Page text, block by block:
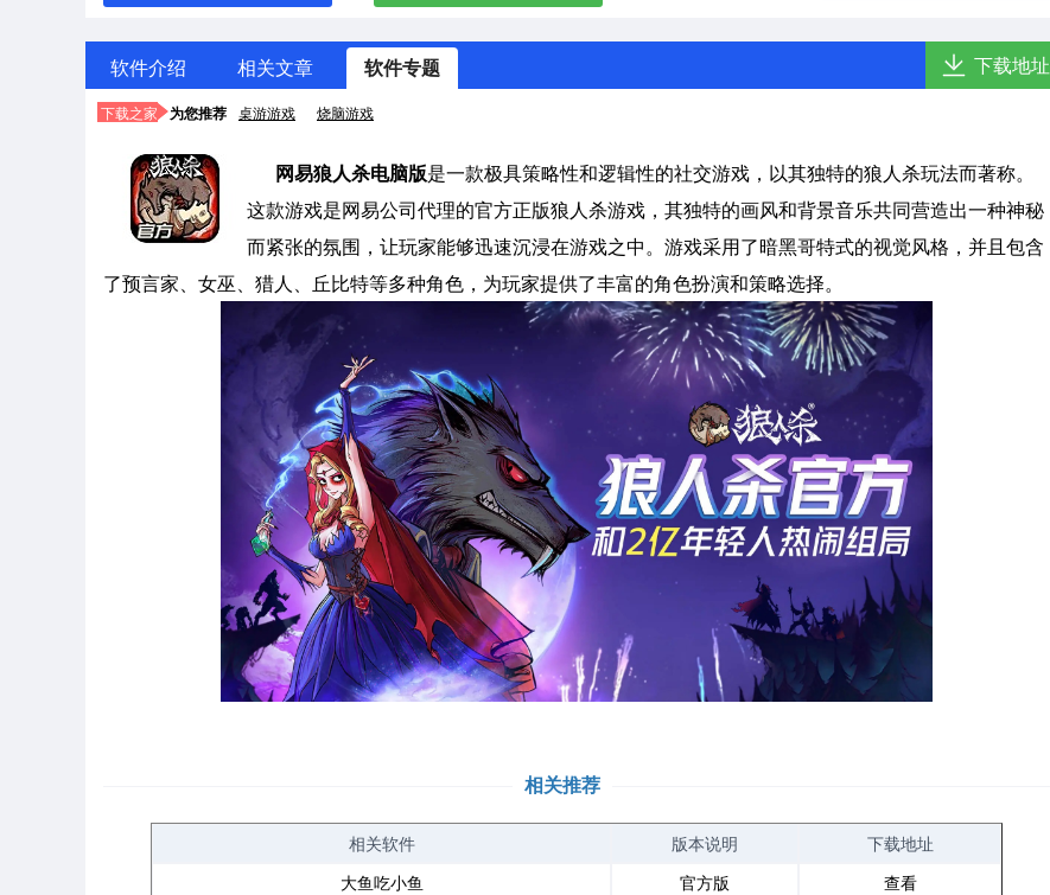
软件介绍 相关文章 软件专题 下载地址
下载之家 为您推荐 桌游游戏 烧脑游戏
网易狼人杀电脑版是一款极具策略性和逻辑性的社交游戏，以其独特的狼人杀玩法而著称。
这款游戏是网易公司代理的官方正版狼人杀游戏，其独特的画风和背景音乐共同营造出一种神秘
而紧张的氛围，让玩家能够迅速沉浸在游戏之中。游戏采用了暗黑哥特式的视觉风格，并且包含
了预言家、女巫、猎人、丘比特等多种角色，为玩家提供了丰富的角色扮演和策略选择。
相关推荐
相关软件 版本说明
下载地址
大鱼吃小鱼
官方版
查看